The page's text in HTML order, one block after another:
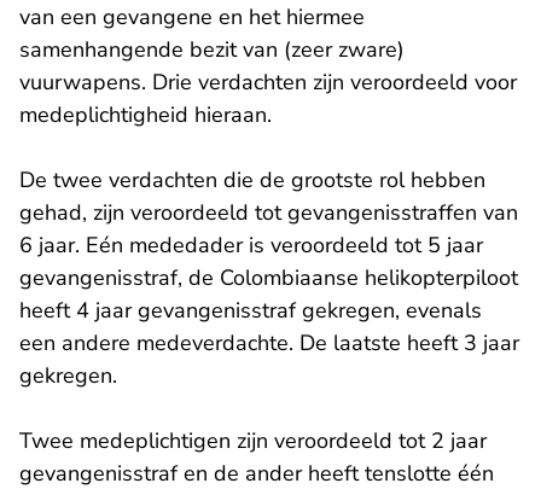
van een gevangene en het hiermee
samenhangende bezit van (zeer zware)
vuurwapens. Drie verdachten zijn veroordeeld voor
medeplichtigheid hieraan.
De twee verdachten die de grootste rol hebben
gehad, zijn veroordeeld tot gevangenisstraffen van
6 jaar. Eén mededader is veroordeeld tot 5 jaar
gevangenisstraf, de Colombiaanse helikopterpiloot
heeft 4 jaar gevangenisstraf gekregen, evenals
een andere medeverdachte. De laatste heeft 3 jaar
gekregen.
Twee medeplichtigen zijn veroordeeld tot 2 jaar
gevangenisstraf en de ander heeft tenslotte één